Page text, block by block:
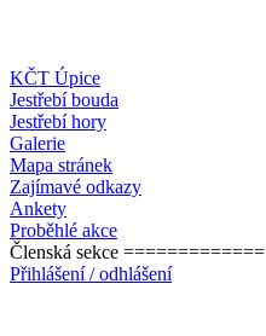
KČT Úpice
Jestřebí bouda
Jestřebí hory
Galerie
Mapa stránek
Zajímavé odkazy
Ankety
Proběhlé akce
Členská sekce =============
Přihlášení / odhlášení